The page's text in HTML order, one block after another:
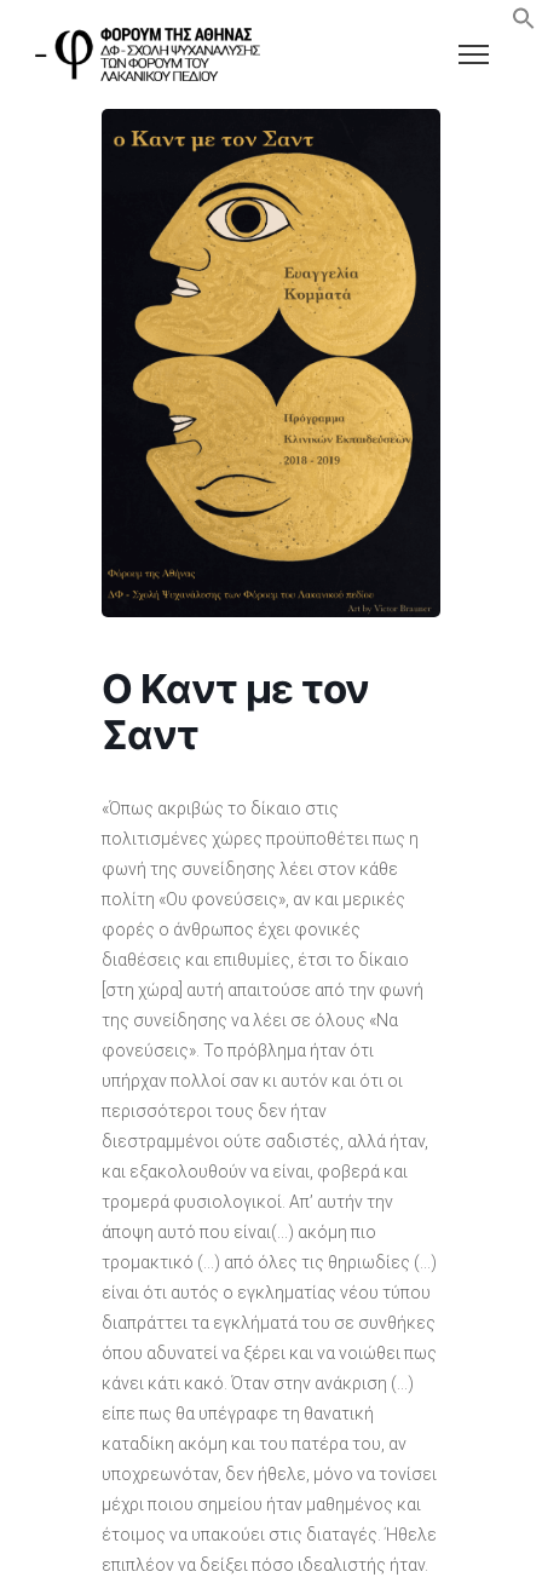
Ο Καντ με τον
Σαντ
«Όπως ακριβώς το δίκαιο στις
πολιτισμένες χώρες προϋποθέτει πως η
φωνή της συνείδησης λέει στον κάθε
πολίτη «Ου φονεύσεις», αν και μερικές
φορές ο άνθρωπος έχει φονικές
διαθέσεις και επιθυμίες, έτσι το δίκαιο
[στη χώρα] αυτή απαιτούσε από την φωνή
της συνείδησης να λέει σε όλους «Να
φονεύσεις». Το πρόβλημα ήταν ότι
υπήρχαν πολλοί σαν κι αυτόν και ότι οι
περισσότεροι τους δεν ήταν
διεστραμμένοι ούτε σαδιστές, αλλά ήταν,
και εξακολουθούν να είναι, φοβερά και
τρομερά φυσιολογικοί. Απ’ αυτήν την
άποψη αυτό που είναι(…) ακόμη πιο
τρομακτικό (…) από όλες τις θηριωδίες (…)
είναι ότι αυτός ο εγκληματίας νέου τύπου
διαπράττει τα εγκλήματά του σε συνθήκες
όπου αδυνατεί να ξέρει και να νοιώθει πως
κάνει κάτι κακό. Όταν στην ανάκριση (…)
είπε πως θα υπέγραφε τη θανατική
καταδίκη ακόμη και του πατέρα του, αν
υποχρεωνόταν, δεν ήθελε, μόνο να τονίσει
μέχρι ποιου σημείου ήταν μαθημένος και
έτοιμος να υπακούει στις διαταγές. Ήθελε
επιπλέον να δείξει πόσο ιδεαλιστής ήταν.